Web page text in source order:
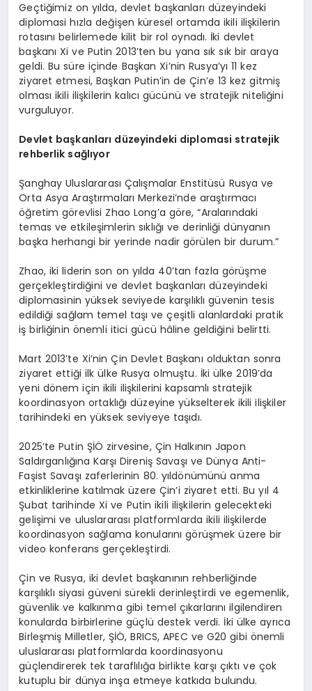
Geçtiğimiz on yılda, devlet başkanları düzeyindeki
diplomasi hızla değişen küresel ortamda ikili ilişkilerin
rotasını belirlemede kilit bir rol oynadı. İki devlet
başkanı Xi ve Putin 2013’ten bu yana sık sık bir araya
geldi. Bu süre içinde Başkan Xi’nin Rusya’yı 11 kez
ziyaret etmesi, Başkan Putin’in de Çin’e 13 kez gitmiş
olması ikili ilişkilerin kalıcı gücünü ve stratejik niteliğini
vurguluyor.
Devlet başkanları düzeyindeki diplomasi stratejik
rehberlik sağlıyor
Şanghay Uluslararası Çalışmalar Enstitüsü Rusya ve
Orta Asya Araştırmaları Merkezi’nde araştırmacı
öğretim görevlisi Zhao Long’a göre, “Aralarındaki
temas ve etkileşimlerin sıklığı ve derinliği dünyanın
başka herhangi bir yerinde nadir görülen bir durum.”
Zhao, iki liderin son on yılda 40’tan fazla görüşme
gerçekleştirdiğini ve devlet başkanları düzeyindeki
diplomasinin yüksek seviyede karşılıklı güvenin tesis
edildiği sağlam temel taşı ve çeşitli alanlardaki pratik
iş birliğinin önemli itici gücü hâline geldiğini belirtti.
Mart 2013’te Xi’nin Çin Devlet Başkanı olduktan sonra
ziyaret ettiği ilk ülke Rusya olmuştu. İki ülke 2019’da
yeni dönem için ikili ilişkilerini kapsamlı stratejik
koordinasyon ortaklığı düzeyine yükselterek ikili ilişkiler
tarihindeki en yüksek seviyeye taşıdı.
2025’te Putin ŞİÖ zirvesine, Çin Halkının Japon
Saldırganlığına Karşı Direniş Savaşı ve Dünya Anti-
Faşist Savaşı zaferlerinin 80. yıldönümünü anma
etkinliklerine katılmak üzere Çin’i ziyaret etti. Bu yıl 4
Şubat tarihinde Xi ve Putin ikili ilişkilerin gelecekteki
gelişimi ve uluslararası platformlarda ikili ilişkilerde
koordinasyon sağlama konularını görüşmek üzere bir
video konferans gerçekleştirdi.
Çin ve Rusya, iki devlet başkanının rehberliğinde
karşılıklı siyasi güveni sürekli derinleştirdi ve egemenlik,
güvenlik ve kalkınma gibi temel çıkarlarını ilgilendiren
konularda birbirlerine güçlü destek verdi. İki ülke ayrıca
Birleşmiş Milletler, ŞİÖ, BRICS, APEC ve G20 gibi önemli
uluslararası platformlarda koordinasyonu
güçlendirerek tek taraflılığa birlikte karşı çıktı ve çok
kutuplu bir dünya inşa etmeye katkıda bulundu.